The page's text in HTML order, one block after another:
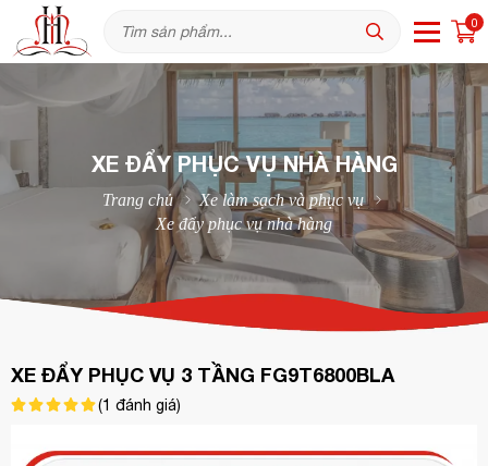
0
XE ĐẨY PHỤC VỤ NHÀ HÀNG
Trang chủ
Xe làm sạch và phục vụ
Xe đẩy phục vụ nhà hàng
XE ĐẨY PHỤC VỤ 3 TẦNG FG9T6800BLA
(1 đánh giá)